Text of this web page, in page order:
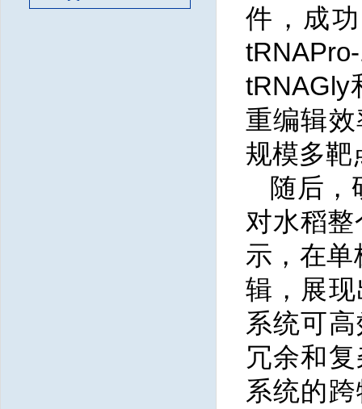
件，成
tRNAGly
重编辑
规模多靶
随后，
对水稻整
示，在单
辑，展
系统可
冗余和
系统的